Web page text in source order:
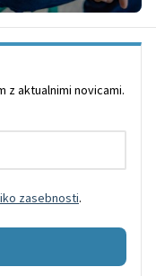
z aktualnimi novicami.
zasebnosti.